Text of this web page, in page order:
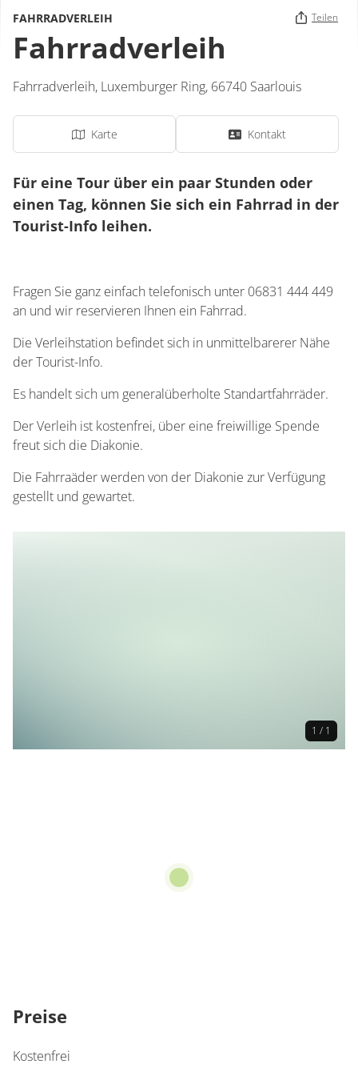
FAHRRADVERLEIH Teilen
Fahrradverleih
Fahrradverleih, Luxemburger Ring, 66740 Saarlouis
Karte Kontakt
Für eine Tour über ein paar Stunden oder
einen Tag, können Sie sich ein Fahrrad in der
Tourist-Info leihen.
Fragen Sie ganz einfach telefonisch unter 06831 444 449
an und wir reservieren Ihnen ein Fahrrad.
Die Verleihstation befindet sich in unmittelbarerer Nähe
der Tourist-Info.
Es handelt sich um generalüberholte Standartfahrräder.
Der Verleih ist kostenfrei, über eine freiwillige Spende
freut sich die Diakonie.
Die Fahrraäder werden von der Diakonie zur Verfügung
gestellt und gewartet.
1 / 1
Preise
Kostenfrei